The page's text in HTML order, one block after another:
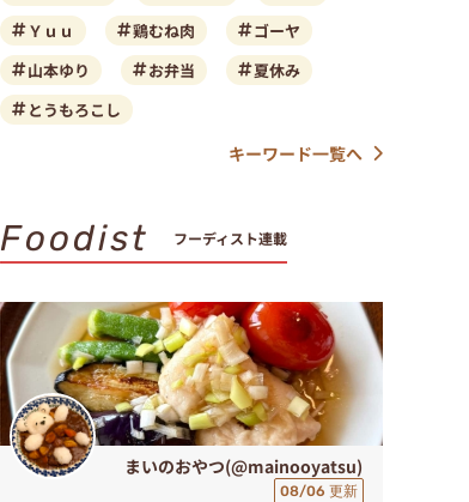
Ｙｕｕ
鶏むね肉
ゴーヤ
山本ゆり
お弁当
夏休み
とうもろこし
キーワード一覧へ
Foodist フーディスト連載
まいのおやつ(@mainooyatsu)
08/06 更新